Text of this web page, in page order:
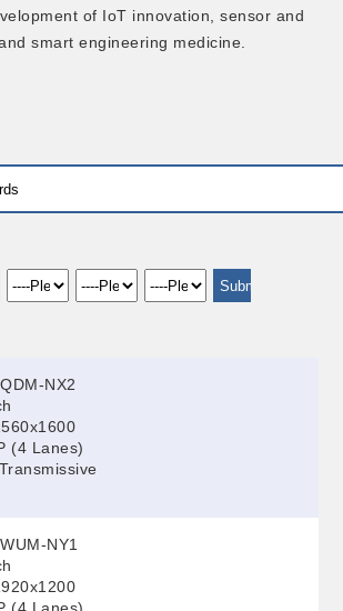
of IoT innovation, sensor and
smart engineering medicine.
NX2
(4 Lanes)
Transmissive
NY1